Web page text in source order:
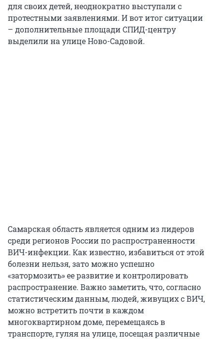
для своих детей, неоднократно выступали с
протестными заявлениями. И вот итог ситуации
– дополнительные площади СПИД-центру
выделили на улице Ново-Садовой.
Самарская область является одним из лидеров
среди регионов России по распространенности
ВИЧ-инфекции. Как известно, избавиться от этой
болезни нельзя, зато можно успешно
«затормозить» ее развитие и контролировать
распространение. Важно заметить, что, согласно
статистическим данным, людей, живущих с ВИЧ,
можно встретить почти в каждом
многоквартирном доме, перемещаясь в
транспорте, гуляя на улице, посещая различные